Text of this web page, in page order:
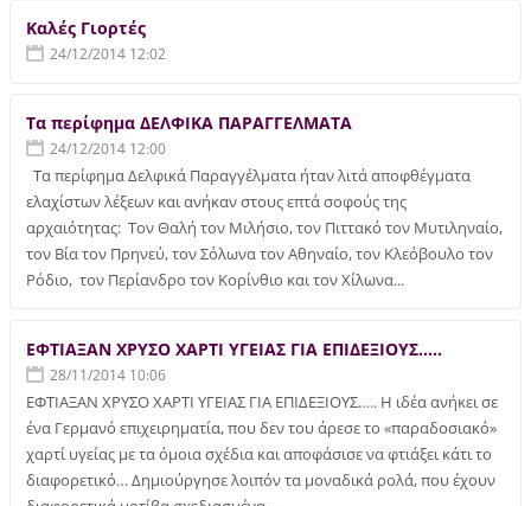
Καλές Γιορτές
24/12/2014 12:02
Τα περίφημα ΔΕΛΦΙΚΑ ΠΑΡΑΓΓΕΛΜΑΤΑ
24/12/2014 12:00
Τα περίφημα Δελφικά Παραγγέλματα ήταν λιτά αποφθέγματα
ελαχίστων λέξεων και ανήκαν στους επτά σοφούς της
αρχαιότητας: Τον Θαλή τον Μιλήσιο, τον Πιττακό τον Μυτιληναίο,
τον Βία τον Πρηνεύ, τον Σόλωνα τον Αθηναίο, τον Κλεόβουλο τον
Ρόδιο, τον Περίανδρο τον Κορίνθιο και τον Χίλωνα...
ΕΦΤΙΑΞΑΝ ΧΡΥΣΟ ΧΑΡΤΙ ΥΓΕΙΑΣ ΓΙΑ ΕΠΙΔΕΞΙΟΥΣ…..
28/11/2014 10:06
ΕΦΤΙΑΞΑΝ ΧΡΥΣΟ ΧΑΡΤΙ ΥΓΕΙΑΣ ΓΙΑ ΕΠΙΔΕΞΙΟΥΣ….. Η ιδέα ανήκει σε
ένα Γερμανό επιχειρηματία, που δεν του άρεσε το «παραδοσιακό»
χαρτί υγείας με τα όμοια σχέδια και αποφάσισε να φτιάξει κάτι το
διαφορετικό… Δημιούργησε λοιπόν τα μοναδικά ρολά, που έχουν